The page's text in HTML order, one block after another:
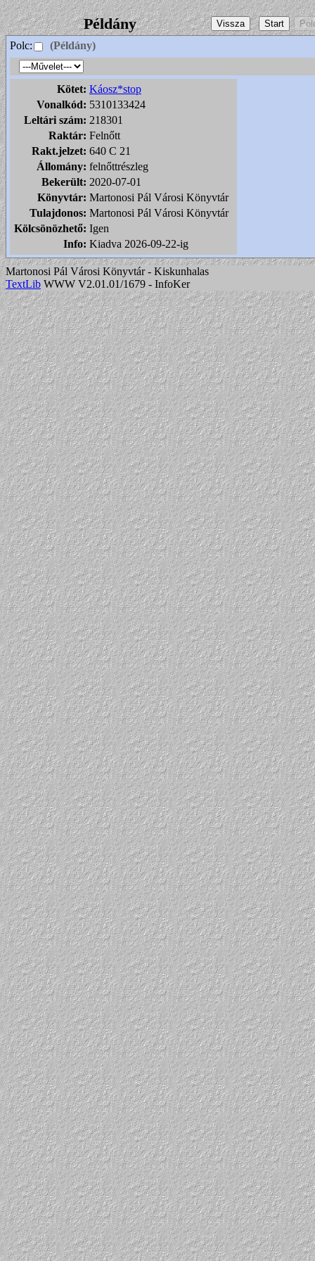
Példány
Polc: (Példány)
Kötet: Káosz*stop
Vonalkód: 5310133424
Leltári szám: 218301
Raktár: Felnőtt
Rakt.jelzet: 640 C 21
Állomány: felnőttrészleg
Bekerült: 2020-07-01
Könyvtár: Martonosi Pál Városi Könyvtár
Tulajdonos: Martonosi Pál Városi Könyvtár
Kölcsönözhető: Igen
Info: Kiadva 2026-09-22-ig
Martonosi Pál Városi Könyvtár - Kiskunhalas
TextLib WWW V2.01.01/1679 - InfoKer